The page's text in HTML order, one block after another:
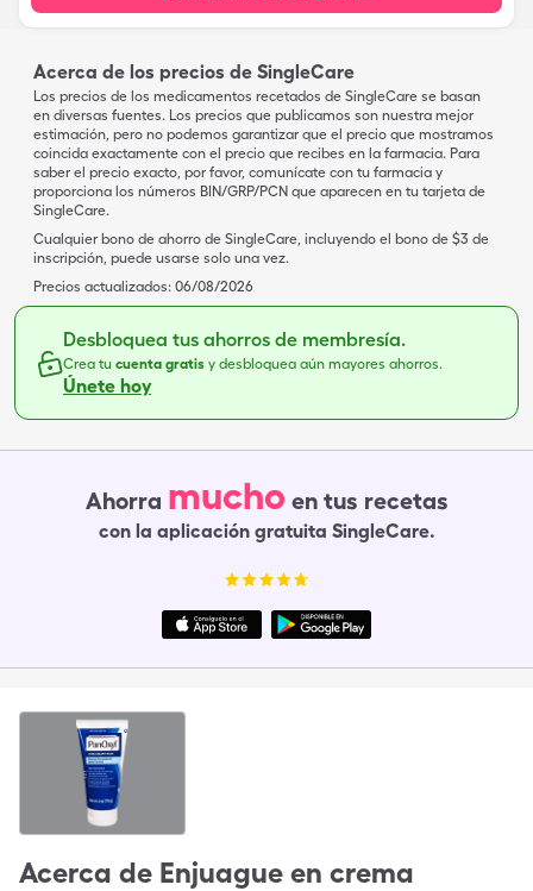
Acerca de los precios de SingleCare
Los precios de los medicamentos recetados de SingleCare se basan
en diversas fuentes. Los precios que publicamos son nuestra mejor
estimación, pero no podemos garantizar que el precio que mostramos
coincida exactamente con el precio que recibes en la farmacia. Para
saber el precio exacto, por favor, comunícate con tu farmacia y
proporciona los números BIN/GRP/PCN que aparecen en tu tarjeta de
SingleCare.
Cualquier bono de ahorro de SingleCare, incluyendo el bono de $3 de
inscripción, puede usarse solo una vez.
Precios actualizados: 06/08/2026
Desbloquea tus ahorros de membresía.
Crea tu cuenta gratis y desbloquea aún mayores ahorros.
Únete hoy
Ahorra mucho en tus recetas
con la aplicación gratuita SingleCare.
Acerca de Enjuague en crema